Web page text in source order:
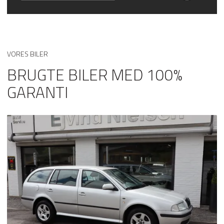
kørecomputer
læderrat
musikstreaming via Bluetooth
navigation
parkeringssensor (bag)
parkeringssensor (for)
Regnsensor
skiltegenkendelse
sportssæder
sædevarme
VORES BILER
BRUGTE BILER MED 100%
GARANTI